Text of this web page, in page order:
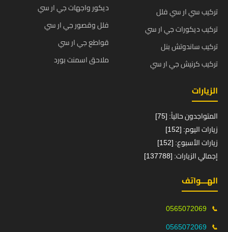
تركيب سي ار سي فلل
تركيب ديكورات جي ار سي
تركيب ساندوتش بنل
تركيب كرنيش جي ار سي
ديكور واجهات جي ار سي
فلل وقصور جي ار سي
قواطع جي ار سي
ملاحق اسمنت بورد
الزيارات
المتواجدون حالياً: [75]
زيارات اليوم: [152]
زيارات الأسبوع: [152]
إجمالي الزيارات: [137788]
الهـــواتف
📞
0565072069
📞
0565072069